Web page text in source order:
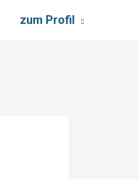
zum Profil